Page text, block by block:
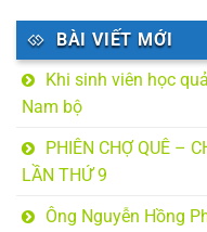
BÀI VIẾT MỚI
Khi sinh viên học
Nam bộ
PHIÊN CHỢ QUÊ –
LẦN THỨ 9
Ông Nguyễn Hồng